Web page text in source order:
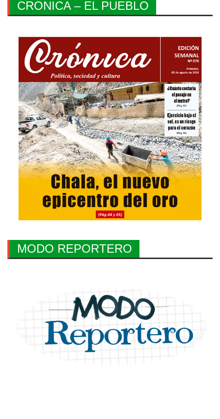
CRONICA – EL PUEBLO
MODO REPORTERO